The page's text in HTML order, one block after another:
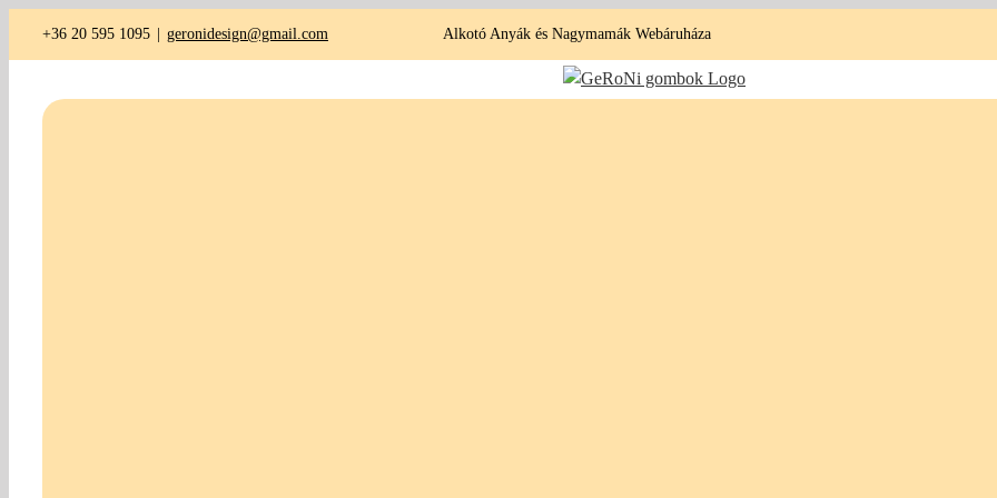
+36 20 595 1095 | geronidesign@gmail.com